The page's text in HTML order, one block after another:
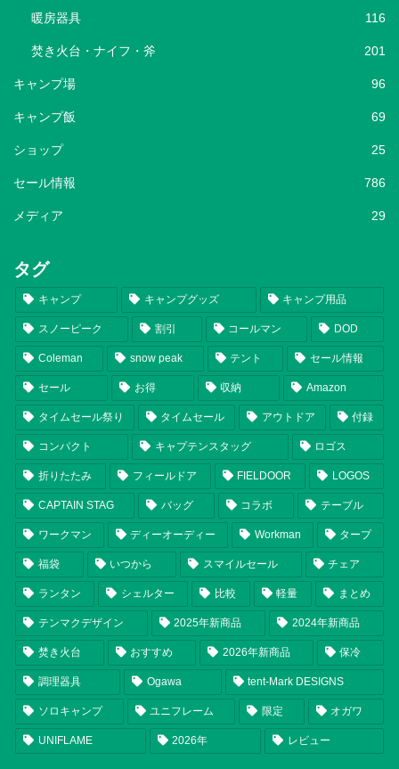
暖房器具 116
焚き火台・ナイフ・斧 201
キャンプ場 96
キャンプ飯 69
ショップ 25
セール情報 786
メディア 29
タグ
キャンプ キャンプグッズ キャンプ用品
スノーピーク 割引 コールマン DOD
Coleman snow peak テント セール情報
セール お得 収納 Amazon
タイムセール祭り タイムセール アウトドア 付録
コンパクト キャプテンスタッグ ロゴス
折りたたみ フィールドア FIELDOOR LOGOS
CAPTAIN STAG バッグ コラボ テーブル
ワークマン ディーオーディー Workman タープ
福袋 いつから スマイルセール チェア
ランタン シェルター 比較 軽量 まとめ
テンマクデザイン 2025年新商品 2024年新商品
焚き火台 おすすめ 2026年新商品 保冷
調理器具 Ogawa tent-Mark DESIGNS
ソロキャンプ ユニフレーム 限定 オガワ
UNIFLAME 2026年 レビュー